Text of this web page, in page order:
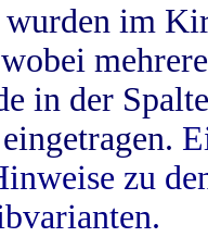
im
in der
zu